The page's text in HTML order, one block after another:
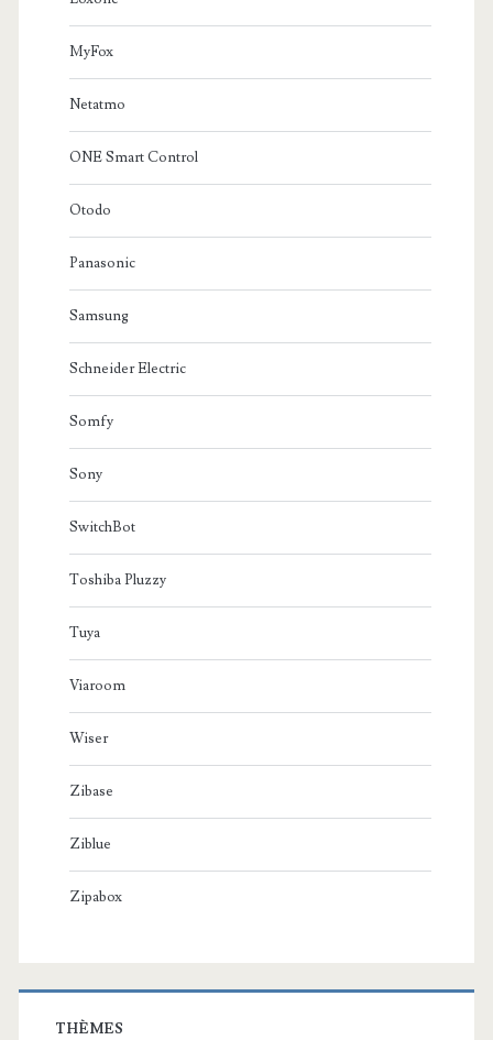
MyFox
Netatmo
ONE Smart Control
Otodo
Panasonic
Samsung
Schneider Electric
Somfy
Sony
SwitchBot
Toshiba Pluzzy
Tuya
Viaroom
Wiser
Zibase
Ziblue
Zipabox
THÈMES